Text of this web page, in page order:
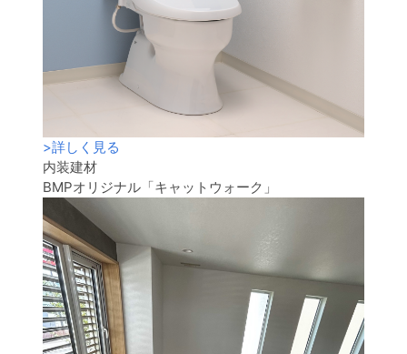
>詳しく見る
内装建材
BMPオリジナル「キャットウォーク」